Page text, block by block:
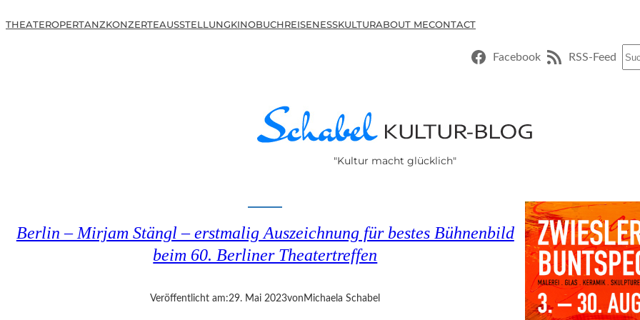
THEATEROPERTANZKONZERTEAUSSTELLUNGKINOBUCHREISENESSKULTURABOUT MECONTACT
Facebook RSS-Feed
"Kultur macht glücklich"
Berlin – Mirjam Stängl – erstmalig Auszeichnung für bestes Bühnenbild
beim 60. Berliner Theatertreffen
Veröffentlicht am:29. Mai 2023von Michaela Schabel